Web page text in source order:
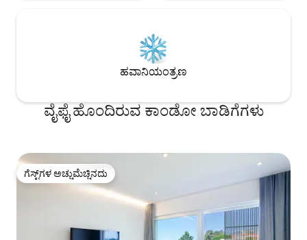
ಹವಾನಿಯಂತ್ರಣ
ವೈಫೈ ಹೊಂದಿರುವ ಕಾಂಡೋ ಬಾಡಿಗೆಗಳು
ಗೆಸ್ಟ್‌ಗಳ ಅಚ್ಚುಮೆಚ್ಚಿನದು
ಗೆಸ್ಟ್‌ಗಳ ಅಚ್ಚುಮೆಚ್ಚಿನದು